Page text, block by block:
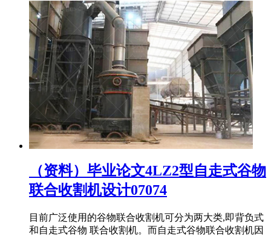
（资料）毕业论文4LZ2型自走式谷物
联合收割机设计07074
目前广泛使用的谷物联合收割机可分为两大类,即背负式
和自走式谷物 联合收割机。而自走式谷物联合收割机因